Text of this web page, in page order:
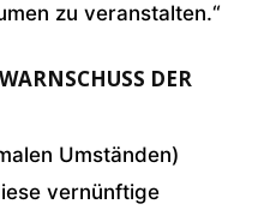
zu veranstalten.“
DER
Umständen)
vernünftige